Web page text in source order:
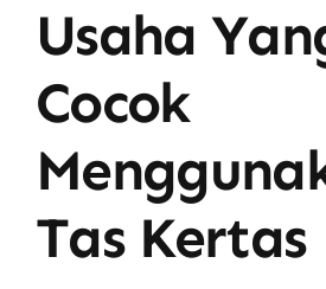
Usaha
Cocok
Tas Kertas